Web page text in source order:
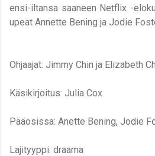
ensi-iltansa saaneen Netflix -
upeat Annette Bening ja Jodie
Ohjaajat: Jimmy Chin ja Elizabeth
Käsikirjoitus: Julia Cox
Pääosissa: Anette Bening, Jodie
Lajityyppi: draama